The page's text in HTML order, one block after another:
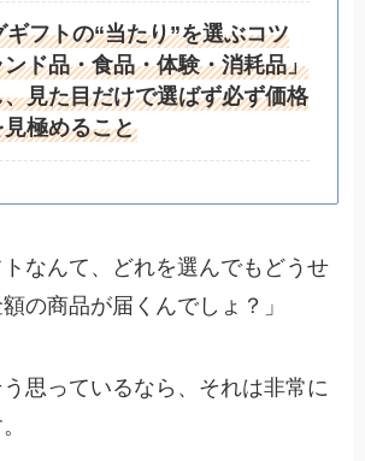
ギフトの“当たり”を選ぶコツ
ド品・食品・体験・消耗品」
見た目だけで選ばず必ず価格
極めること
トなんて、どれを選んでもどうせ
の商品が届くんでしょ？」
思っているなら、それは非常に